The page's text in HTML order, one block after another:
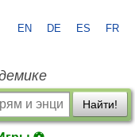
EN DE ES FR
Найти!